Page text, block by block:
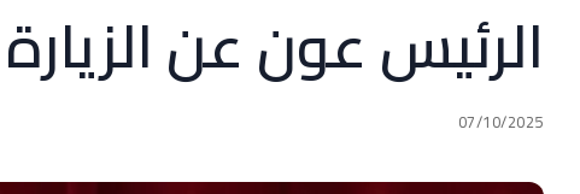
الرئيس عون عن الزيارة
07/10/2025